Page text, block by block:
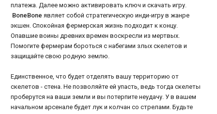
платежа. Далее можно активировать ключ и скачать игру.
BoneBone являет собой стратегическую инди-игру в жанре
экшен. Спокойная фермерская жизнь подходит к концу.
Опавшие воины древних времен воскресли из мертвых.
Помогите фермерам бороться с набегами злых скелетов и
защищайте свою родную землю.
Единственное, что будет отделять вашу территорию от
скелетов - стена. Не позволяйте ей упасть, ведь тогда скелеты
проберутся на ваши земли и вы потерпите неудачу. У в вашем
начальном арсенале будет лук и колчан со стрелами. Будьте